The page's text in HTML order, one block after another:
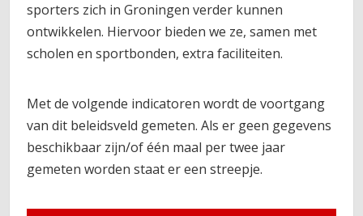
sporters zich in Groningen verder kunnen
ontwikkelen. Hiervoor bieden we ze, samen met
scholen en sportbonden, extra faciliteiten.
Met de volgende indicatoren wordt de voortgang
van dit beleidsveld gemeten. Als er geen gegevens
beschikbaar zijn/of één maal per twee jaar
gemeten worden staat er een streepje.